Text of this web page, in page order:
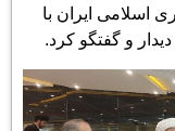
اسلامی ایران با
و گفتگو کرد.